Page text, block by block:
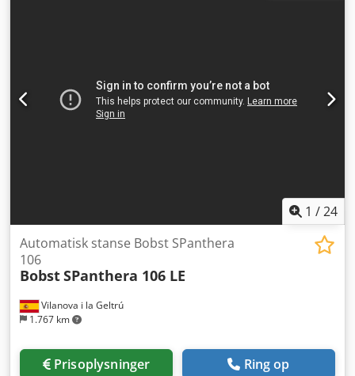
1 /24
Vilanova i la Geltrú
1.767 km
Automatisk stanse Bobst SPanthera
106
BobstSPanthera 106 LE
Prisoplysninger Ring op